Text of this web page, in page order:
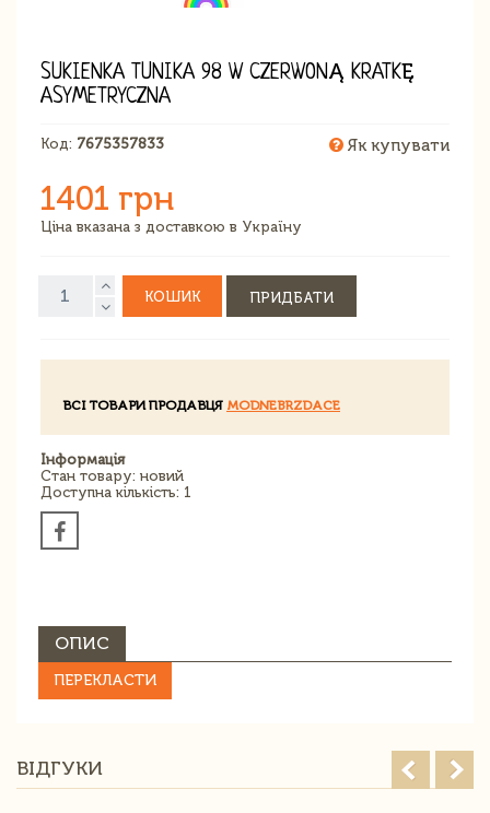
SUKIENKA TUNIKA 98 W CZERWONĄ KRATKĘ
ASYMETRYCZNA
Код: 7675357833 Як купувати
1401 грн
Ціна вказана з доставкою в Україну
КОШИК ПРИДБАТИ
ВСІ ТОВАРИ ПРОДАВЦЯ MODNEBRZDACE
Інформація
Стан товару: новий
Доступна кількість: 1
ОПИС
ПЕРЕКЛАСТИ
ВІДГУКИ